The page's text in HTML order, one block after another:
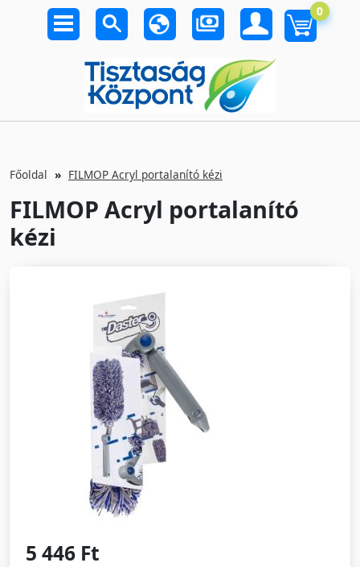
0
Főoldal FILMOP Acryl portalanító kézi
FILMOP Acryl portalanító
kézi
5 446 Ft